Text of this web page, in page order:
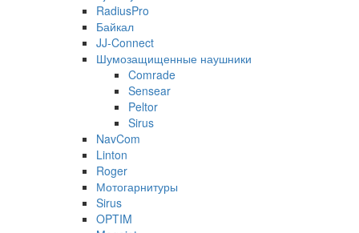
RadiusPro
Байкал
JJ-Connect
Шумозащищенные наушники
Comrade
Sensear
Peltor
Sirus
NavCom
Linton
Roger
Мотогарнитуры
Sirus
OPTIM